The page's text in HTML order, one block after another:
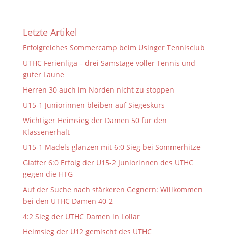
Letzte Artikel
Erfolgreiches Sommercamp beim Usinger Tennisclub
UTHC Ferienliga – drei Samstage voller Tennis und
guter Laune
Herren 30 auch im Norden nicht zu stoppen
U15-1 Juniorinnen bleiben auf Siegeskurs
Wichtiger Heimsieg der Damen 50 für den
Klassenerhalt
U15-1 Mädels glänzen mit 6:0 Sieg bei Sommerhitze
Glatter 6:0 Erfolg der U15-2 Juniorinnen des UTHC
gegen die HTG
Auf der Suche nach stärkeren Gegnern: Willkommen
bei den UTHC Damen 40-2
4:2 Sieg der UTHC Damen in Lollar
Heimsieg der U12 gemischt des UTHC